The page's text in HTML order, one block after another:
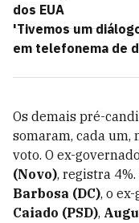
dos EUA
'Tivemos um
em telefonema de
Os demais pré-
somaram, cada um,
voto. O ex-
(Novo), registra
Barbosa (DC), o
Caiado (PSD),